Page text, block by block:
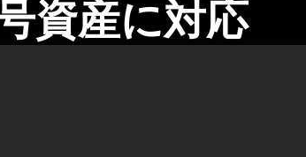
資産に対応